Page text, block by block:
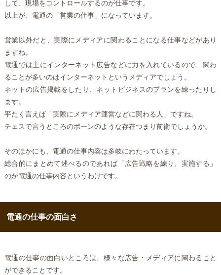
して、現場をコントロールするのが仕事です。
以上が、電通の「営業の仕事」になっています。
営業以外だと、実際にメディアに関わることになる仕事などがあり
ますね。
電通では主にインターネット広告などに力を入れているので、関わ
ることが多いのはインターネットというメディアでしょう。
ネットの広告掲載をしたり、ネットビジネスのプランを練ったりし
ます。
平たく言えば「実際にメディア運営などに関わる人」ですね。
チェスで言うところのポーンのような存在つまり前衛でしょうか。
そのほかにも、電通の仕事内容は多岐にわたっています。
総合的にまとめて述べるのであれば「広告戦略を練り、実施する」
のが電通の仕事内容というわけです。
電通の仕事の面白さ
電通の仕事の面白いところは、様々な広告・メディアに関わること
ができることです。